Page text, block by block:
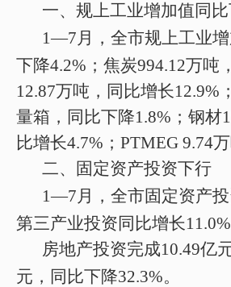
一、 规上工业增加值同
1—7月 ，全市规上工业
下降4.2% ；焦炭994.12万吨，
12.87万吨， 同比增长12.9% ；
量箱， 同比下降1.8% ；钢材
比增长4.7% ； PTMEG 9.74
二、固定资产投资下行
1—7月 ，全市固定资产
第三产业投资同比增长11.0%
房地产投资完成10.49亿
元 ， 同比下降32.3%。